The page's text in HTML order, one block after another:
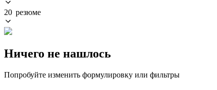
20 резюме
Ничего не нашлось
Попробуйте изменить формулировку или фильтры